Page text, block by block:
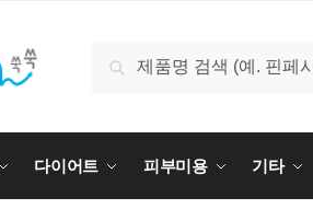
검색
다이어트 피부미용 기타